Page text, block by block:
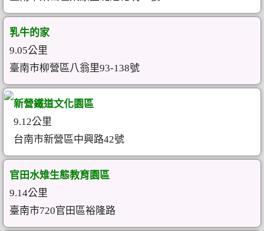
乳牛的家
9.05公里
臺南市柳營區八翁里93-138號
新營鐵道文化園區
9.12公里
台南市新營區中興路42號
官田水雉生態教育園區
9.14公里
臺南市720官田區裕隆路